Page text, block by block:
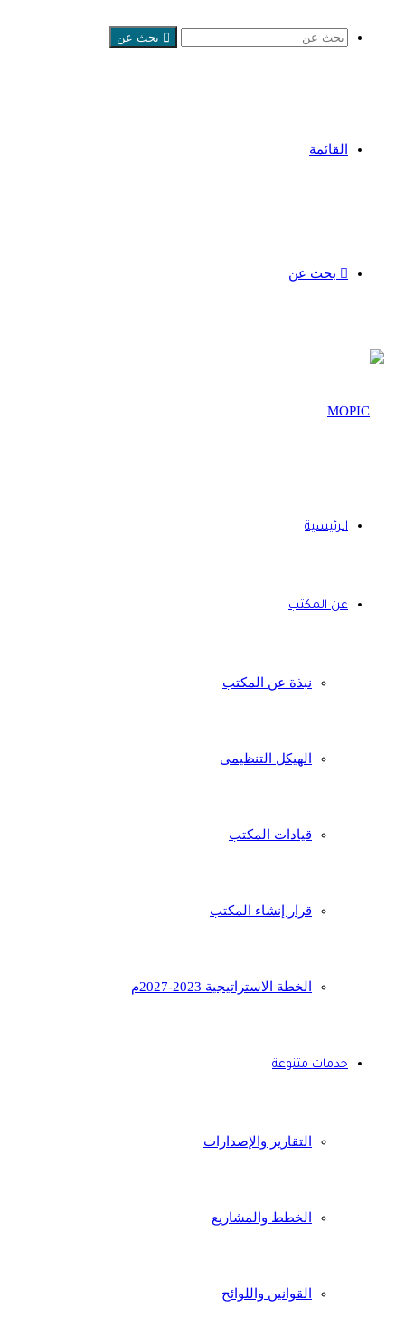
بحث عن
القائمة
بحث عن
الرئيسية
عن المكتب
نبذة عن المكتب
الهيكل التنظيمى
قيادات المكتب
قرار إنشاء المكتب
الخطة الاستراتيجية 2023-2027م
خدمات متنوعة
التقارير والإصدارات
الخطط والمشاريع
القوانين واللوائح